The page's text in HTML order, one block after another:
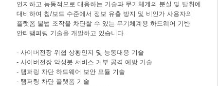
인지하고 능동적으로 대응하는 기술과 무기체계의 분실 및 탈취에
대비하여 칩/보드 수준에서 정보 유출 방지 및 비인가 사용자의
플랫폼 불법 조작을 차단할 수 있는 무기체계용 하드웨어 기반
안티탬퍼링 기술을 개발하고 있습니다.
- 사이버전장 위협 상황인지 및 능동대응 기술
- 사이버전장 악성봇 서비스 거부 공격 예방 기술
- 탬퍼링 차단 하드웨어 보안 모듈 기술
- 탬퍼링 차단 플랫폼 기술